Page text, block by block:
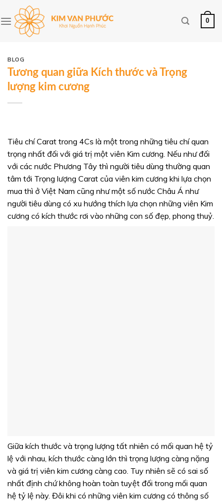
to
content
0
BLOG
Tương quan giữa Kích thước và Trọng
lượng kim cương
Tiêu chí Carat trong 4Cs là một trong những tiêu chí quan
trọng nhất đối với giá trị một viên Kim cương. Nếu như đối
với các nước Phương Tây thì người tiêu dùng thường quan
tâm tới Trọng lượng Carat của viên kim cương khi lựa chọn
mua thì ở Việt Nam cũng như một số nước Châu Á như
người tiêu dùng có xu hướng thích lựa chọn những viên Kim
cương có kích thước rơi vào những con số đẹp, phong thuỷ.
Giữa kích thước và trọng lượng tất nhiên có mối quan hệ tỷ
lệ với nhau, kích thước càng lớn thì trọng lượng càng nặng
và giá trị viên kim cương càng cao. Tuy nhiên sẽ có sai số
nhất định chứ không hoàn toàn tuyệt đối trong mối quan
hệ tỷ lệ này. Đôi khi có những viên kim cương có thông số